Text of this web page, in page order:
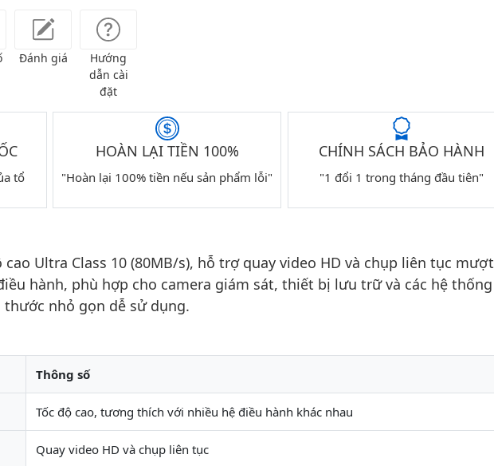
Đánh giá
Hướng
dẫn cài
đặt
tổ
HOÀN LẠI TIỀN 100%
"Hoàn lại 100% tiền nếu sản phẩm lỗi"
CHÍNH SÁCH BẢO HÀNH
"1 đổi 1 trong tháng đầu tiên"
cao Ultra Class 10 (80MB/s), hỗ trợ quay video HD và chụp liên tục mượt
hành, phù hợp cho camera giám sát, thiết bị lưu trữ và các hệ thống
nhỏ gọn dễ sử dụng.
Thông số
Tốc độ cao, tương thích với nhiều hệ điều hành khác nhau
Quay video HD và chụp liên tục